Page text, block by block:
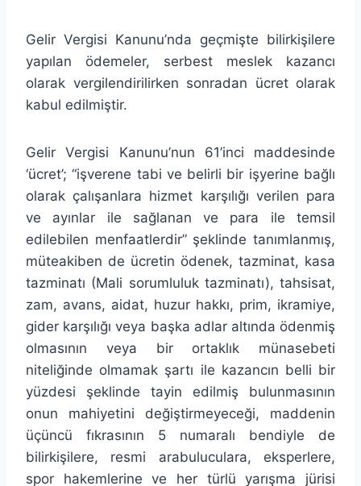
Gelir Vergisi Kanunu’nda geçmişte bilirkişilere
yapılan ödemeler, serbest meslek kazancı
olarak vergilendirilirken sonradan ücret olarak
kabul edilmiştir.
Gelir Vergisi Kanunu’nun 61’inci maddesinde
‘ücret’; “işverene tabi ve belirli bir işyerine bağlı
olarak çalışanlara hizmet karşılığı verilen para
ve ayınlar ile sağlanan ve para ile temsil
edilebilen menfaatlerdir” şeklinde tanımlanmış,
müteakiben de ücretin ödenek, tazminat, kasa
tazminatı (Mali sorumluluk tazminatı), tahsisat,
zam, avans, aidat, huzur hakkı, prim, ikramiye,
gider karşılığı veya başka adlar altında ödenmiş
olmasının veya bir ortaklık münasebeti
niteliğinde olmamak şartı ile kazancın belli bir
yüzdesi şeklinde tayin edilmiş bulunmasının
onun mahiyetini değiştirmeyeceği, maddenin
üçüncü fıkrasının 5 numaralı bendiyle de
bilirkişilere, resmi arabuluculara, eksperlere,
spor hakemlerine ve her türlü yarışma jürisi